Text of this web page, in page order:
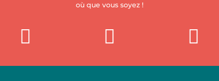
où que vous soyez !